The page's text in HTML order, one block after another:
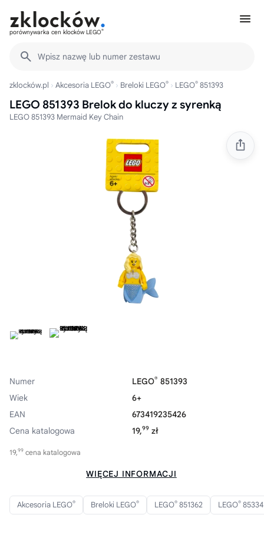
porównywarka cen klocków LEGO®
Wpisz nazwę lub numer zestawu
zklocków.pl Akcesoria LEGO® Breloki LEGO® LEGO® 851393
LEGO 851393 Brelok do kluczy z syrenką
LEGO 851393 Mermaid Key Chain
Numer LEGO® 851393
Wiek
6+
EAN
673419235426
Cena katalogowa
19,99 zł
19,99 cena katalogowa
WIĘCEJ INFORMACJI
Akcesoria LEGO® Breloki LEGO® LEGO® 851362 LEGO®